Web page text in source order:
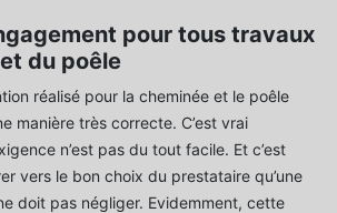
pour tous travaux
du poêle
réalisé pour la cheminée et le poêle
manière très correcte. C’est vrai
n’est pas du tout facile. Et c’est
vers le bon choix du prestataire qu’une
doit pas négliger. Evidemment, cette